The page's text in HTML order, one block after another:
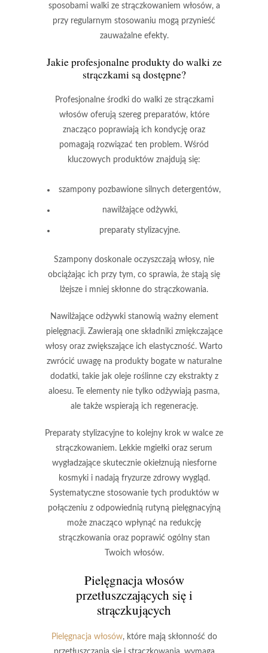
sposobami walki ze strączkowaniem włosów, a
przy regularnym stosowaniu mogą przynieść
zauważalne efekty.
Jakie profesjonalne produkty do walki ze
strączkami są dostępne?
Profesjonalne środki do walki ze strączkami
włosówoferują szereg preparatów, które
znacząco poprawiają ich kondycję oraz
pomagają rozwiązać ten problem. Wśród
kluczowych produktów znajdują się:
szampony pozbawione silnych detergentów,
nawilżające odżywki,
preparaty stylizacyjne.
Szampony doskonale oczyszczają włosy, nie
obciążając ich przy tym, co sprawia, że stają się
lżejsze i mniej skłonne do strączkowania.
Nawilżające odżywkistanowią ważny element
pielęgnacji. Zawierają one składniki zmiękczające
włosy oraz zwiększające ich elastyczność. Warto
zwrócić uwagę na produkty bogate w naturalne
dodatki, takie jak oleje roślinne czy ekstrakty z
aloesu.
Te elementy nie tylko odżywiają pasma,
ale także wspierają ich regenerację.
Preparaty stylizacyjne to kolejny krok w walce ze
strączkowaniem. Lekkie mgiełki oraz serum
wygładzające skutecznie okiełznują niesforne
kosmyki i nadają fryzurze zdrowy wygląd.
Systematyczne stosowanie tych produktów w
połączeniu z odpowiednią rutyną pielęgnacyjną
może znacząco wpłynąć na redukcję
strączkowania oraz poprawić ogólny stan
Twoich włosów.
Pielęgnacja włosów
przetłuszczających sięi
strączkujących
Pielęgnacja włosów, które mają skłonność do